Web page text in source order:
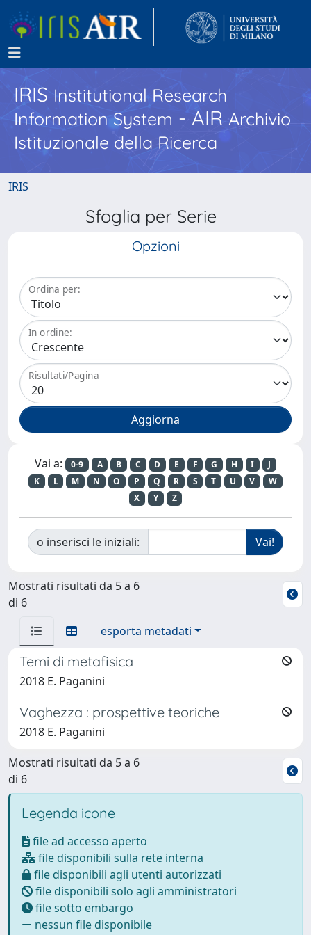
IRISInstitutional Research
Information System - AIR Archivio
Istituzionale della Ricerca
IRIS
Sfoglia per Serie
Opzioni
Ordina per:
In ordine:
Risultati/Pagina
Vai a: 0-9 A B C D E F G H I
J
K
L M N O P Q R S T U V
W
X
Y Z
o inserisci le iniziali:
Mostrati risultati da 5 a 6
di 6
esporta metadati
Temi di metafisica
2018 E. Paganini
Vaghezza : prospettive teoriche
2018 E. Paganini
Mostrati risultati da 5 a 6
di 6
Legenda icone
file ad accesso aperto
file disponibili sulla rete interna
file disponibili agli utenti autorizzati
file disponibili solo agli amministratori
file sotto embargo
nessun file disponibile